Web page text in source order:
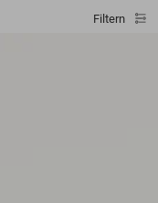
Filtern